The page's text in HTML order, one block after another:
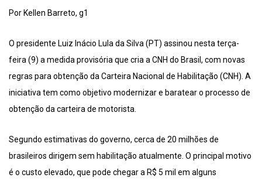
Por Kellen Barreto, g1
O presidente Luiz Inácio Lula da Silva (PT) assinou nesta terça-
feira (9) a medida provisória que cria a CNH do Brasil, com novas
regras para obtenção da Carteira Nacional de Habilitação (CNH). A
iniciativa tem como objetivo modernizar e baratear o processo de
obtenção da carteira de motorista.
Segundo estimativas do governo, cerca de 20 milhões de
brasileiros dirigem sem habilitação atualmente. O principal motivo
é o custo elevado, que pode chegar a R$ 5 mil em alguns